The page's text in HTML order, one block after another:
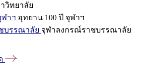
วิทยาลัย
ฬาฯ อุทยาน 100 ปี จุฬาฯ
บรรณาลัย จุฬาลงกรณ์ราชบรรณาลัย